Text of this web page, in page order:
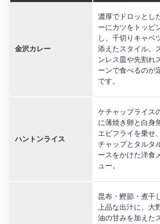
金沢カレー
濃厚でドロッとし
ーにカツをトッピ
し、千切りキャベ
添えたスタイル。
ンレス皿や先割れ
ーンで食べるのが
です。
ハントンライス
ケチャップライス
に薄焼き卵と白身
エビフライを乗せ
チャップとタルタ
ースをかけた洋食
ュー。
昆布・鰹節・煮干
上品な出汁に、大
油の甘みを加えた